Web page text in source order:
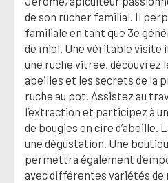
de son rucher familial. Il
familiale en tant que 3e
de miel. Une véritable visite
une ruche vitrée, découvrez
abeilles et les secrets de la
ruche au pot. Assistez au
l’extraction et participez à
de bougies en cire d’abeille.
une dégustation. Une
permettra également
avec différentes variétés de